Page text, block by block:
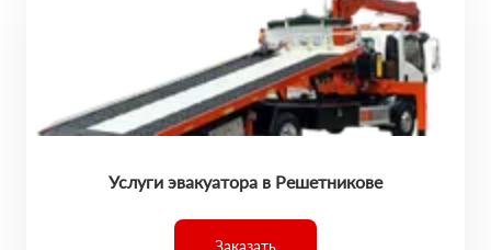
Услуги эвакуатора в Решетникове
Заказать